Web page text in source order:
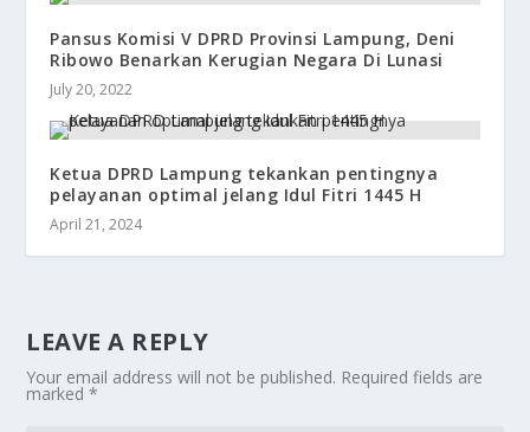
Pansus Komisi V DPRD Provinsi Lampung, Deni
Ribowo Benarkan Kerugian Negara Di Lunasi
July 20, 2022
Ketua DPRD Lampung tekankan pentingnya
pelayanan optimal jelang Idul Fitri 1445 H
April 21, 2024
LEAVE A REPLY
Your email address will not be published. Required fields are
marked*